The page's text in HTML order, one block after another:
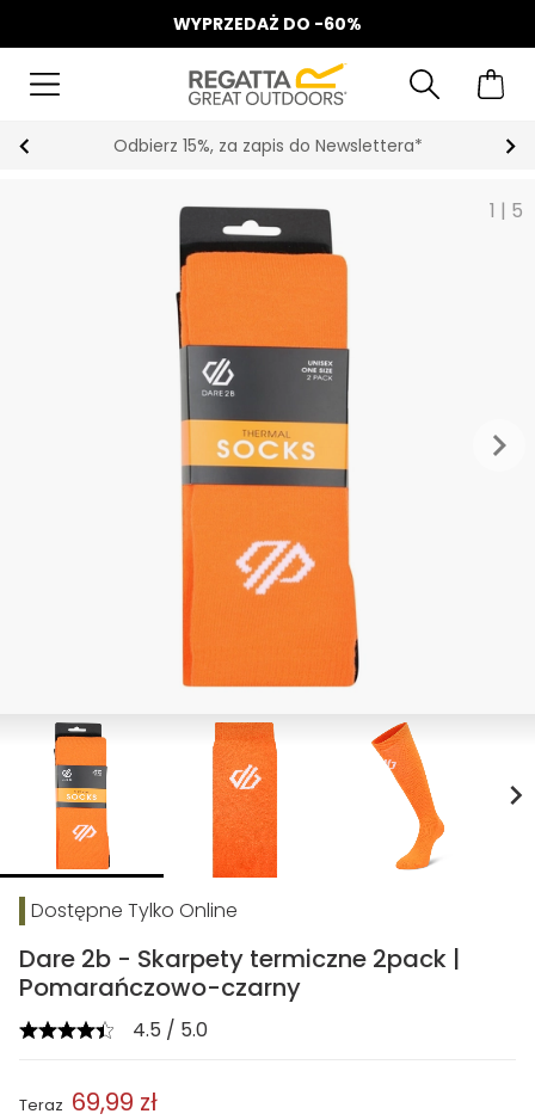
WYPRZEDAŻ DO -60%
Odbierz 15%, za zapis do Newslettera*
1 | 5
keyboard_arrow_right
chevron_right
Dostępne Tylko Online
Dare 2b - Skarpety termiczne 2pack |
Pomarańczowo-czarny
4.5 / 5.0
Teraz 69,99 zł